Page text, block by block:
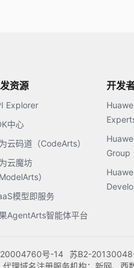
资源
Explorer
中心
云码道（CodeArts）
云魔坊
ModelArts）
模型即服务
AgentArts智能体平台
开发
Group
号-14 苏B2-20130048
理域名注册服务机构：新网、西